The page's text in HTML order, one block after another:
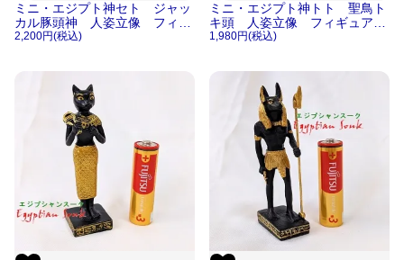
ミニ・エジプト神セト ジャッ
カル豚頭神 人姿立像 フィギ
ュア置物レプリカ像【宅急便の
2,200円(税込)
ミニ・エジプト神トト 聖鳥ト
キ頭 人姿立像 フィギュア置
物レプリカ像【宅急便のみ】
1,980円(税込)